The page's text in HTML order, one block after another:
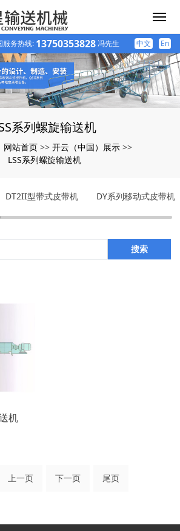
服务热线: 13750353828冯先生 中文 En
系列螺旋输送机
网站首页 >> 开云（中国）展示 >>
LSS系列螺旋输送机
DT2II型带式皮带机 DY系列移动式皮带机
搜索
机
上一页 下一页 尾页